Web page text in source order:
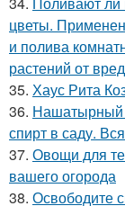
цветы.
и полива
растений от
35. Хаус Рита
36. Нашатырный
спирт в саду.
37. Овощи для
вашего огорода
38. Освободите